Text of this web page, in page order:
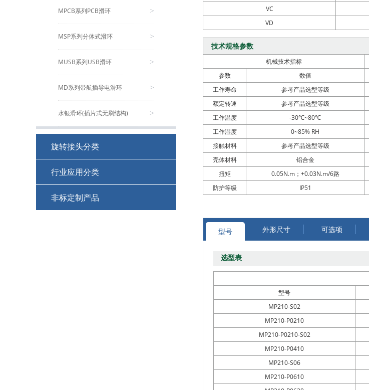
MFS系列防水/水下滑环 >
MZ系列转子法兰滑环 >
MCGP系列紧凑型多功能旋转接头 >
MHPS系列超高压不锈钢旋转接头 >
MSPS系列单路旋转接头 >
MSCS系列食品级单路旋转接头 >
MVH系列大流量旋转接头 >
MPCB系列PCB滑环 >
MSP系列分体式滑环 >
MUSB系列USB滑环 >
MD系列带航插导电滑环 >
水银滑环(插片式无刷结构) >
旋转接头分类
行业应用分类
防爆滑环集电环
非标定制产品
VC
VD
技术规格参数
机械技术指标
参数
数值
工作寿命
参考产品选型等级
额定转速
参考产品选型等级
工作温度
-30℃~80℃
工作湿度
0~85% RH
接触材料
参考产品选型等级
壳体材料
铝合金
扭矩
0.05N.m；+0.03N.m/6路
防护等级
IP51
型号 外形尺寸 可选项
选型表
型号
MP210-S02
MP210-P0210
MP210-P0210-S02
MP210-P0410
MP210-S06
MP210-P0610